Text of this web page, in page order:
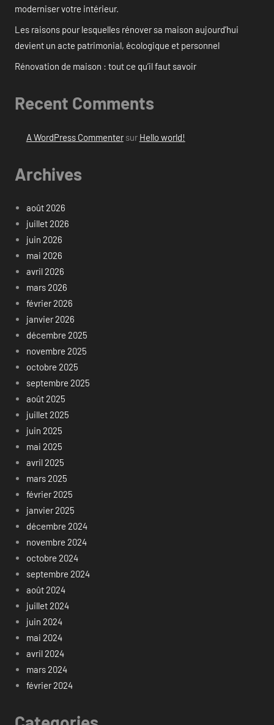
moderniser votre intérieur.
Les raisons pour lesquelles rénover sa maison aujourd’hui
devient un acte patrimonial, écologique et personnel
Rénovation de maison : tout ce qu’il faut savoir
Recent Comments
A WordPress Commentersur Hello world!
Archives
août 2026
juillet 2026
juin 2026
mai 2026
avril 2026
mars 2026
février 2026
janvier 2026
décembre 2025
novembre 2025
octobre 2025
septembre 2025
août 2025
juillet 2025
juin 2025
mai 2025
avril 2025
mars 2025
février 2025
janvier 2025
décembre 2024
novembre 2024
octobre 2024
septembre 2024
août 2024
juillet 2024
juin 2024
mai 2024
avril 2024
mars 2024
février 2024